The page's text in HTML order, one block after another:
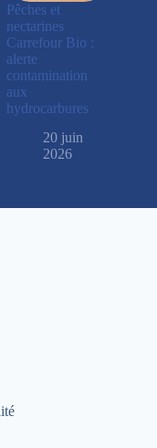
Pêches et
nectarines
Carrefour Bio :
alerte
contamination
aux
hydrocarbures
20 juin
2026